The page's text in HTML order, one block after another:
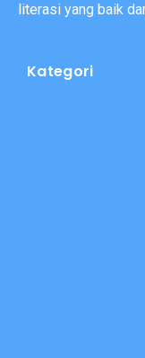
literasi yang baik
Kategori